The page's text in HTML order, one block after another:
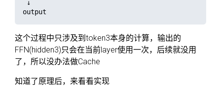
↓
这个过程中只涉及到token3本身的计算，输出的
FFN(hidden3)只会在当前layer使用一次，后续就没用
了，所以没办法做Cache
知道了原理后，来看看实现